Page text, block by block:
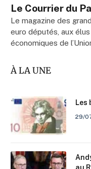
Le Courrier du
Le magazine des
euro députés, aux
économiques de
À LA UNE
Les
29/